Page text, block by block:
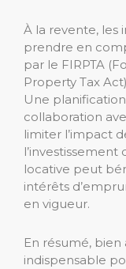
À la revente, les
prendre en
par le FIRPTA
Property Tax
Une
collaboration
limiter l’impact
locative peut
intérêts
en vigueur.
En résumé,
indispensable